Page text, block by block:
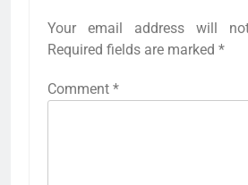
Your email address will
Required fields are marked *
Comment *